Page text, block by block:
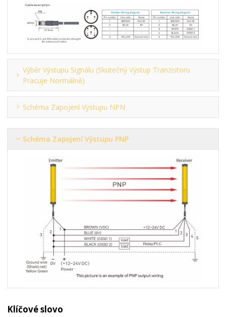
Výběr Výstupu Signálu (skutečný Výstup Tranzistoru
Pracuje Normálně)
Schéma Zapojení Výstupu NPN
Schéma Zapojení Výstupu PNP
Klíčové slovo